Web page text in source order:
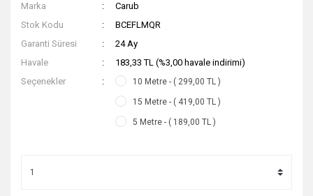
Marka
Carub
Stok Kodu
BCEFLMQR
Garanti Süresi
24 Ay
Havale
183,33 TL (%3,00 havale indirimi)
Seçenekler
10 Metre - ( 299,00 TL )
15 Metre - ( 419,00 TL )
5 Metre - ( 189,00 TL )